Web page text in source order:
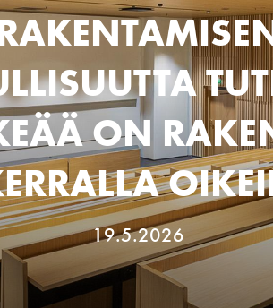
ON
19.5.2026